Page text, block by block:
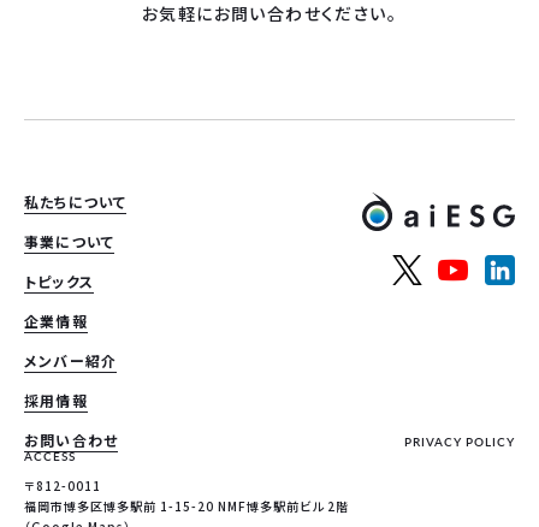
お気軽にお問い合わせください。
私たちについて
事業について
トピックス
企業情報
メンバー紹介
採用情報
お問い合わせ
PRIVACY POLICY
ACCESS
〒812-0011
福岡市博多区博多駅前 1-15-20 NMF博多駅前ビル 2階